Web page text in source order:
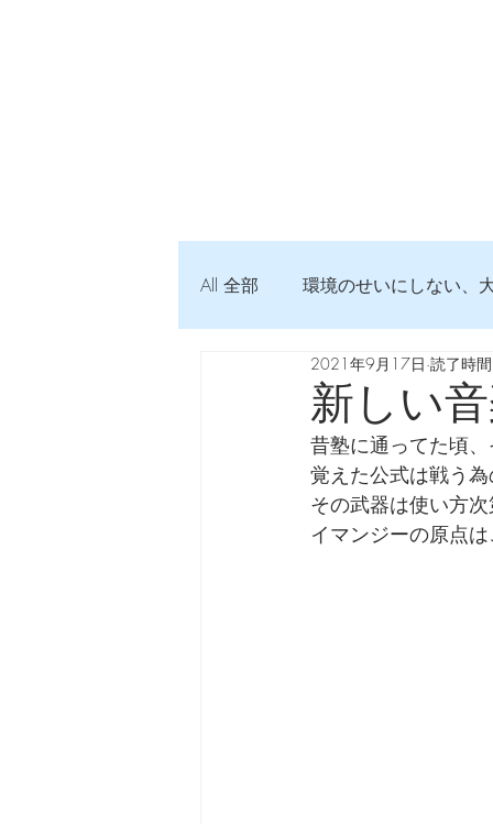
All 全部 環境のせいにしない、
弦交換の記録 DTM 始め
Imanjy Studio 使われているモノ
劇団 Avan 劇伴が出来るまで
新しい
2021年9月17日 読了時
昔塾に通ってた頃
覚えた公式は戦う
その武器は使い方
イマンジーの原点